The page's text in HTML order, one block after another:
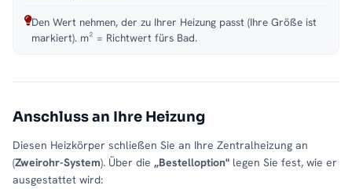
Den Wert nehmen, der zu Ihrer Heizung passt (Ihre Größe ist
markiert). m² = Richtwert fürs Bad.
Anschluss an Ihre Heizung
Diesen Heizkörper schließen Sie an Ihre Zentralheizung an
(Zweirohr-System). Über die „Bestelloption" legen Sie fest, wie er
ausgestattet wird: